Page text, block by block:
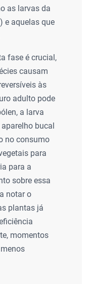
as larvas da
e aquelas que
fase é crucial,
causam
às
adulto pode
a larva
bucal
no consumo
para
para a
sobre essa
notar o
plantas já
momentos